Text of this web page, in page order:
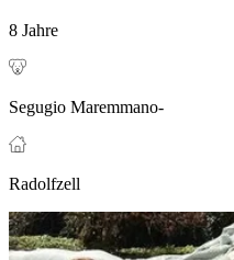
8 Jahre
Segugio Maremmano-
Radolfzell